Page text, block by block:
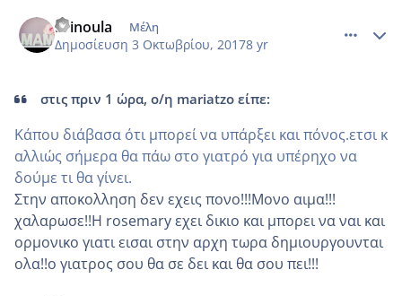
Krinoula Μέλη
Δημοσίευση 3 Οκτωβρίου, 20178 yr
στις πριν 1 ώρα, ο/η mariatzo είπε:
Κάπου διάβασα ότι μπορεί να υπάρξει και πόνος.ετσι κ
αλλιώς σήμερα θα πάω στο γιατρό για υπέρηχο να
δούμε τι θα γίνει.
Στην αποκολληση δεν εχεις πονο!!!Μονο αιμα!!!
χαλαρωσε!!Η rosemary εχει δικιο και μπορει να ναι και
ορμονικο γιατι εισαι στην αρχη τωρα δημιουργουνται
ολα!!ο γιατρος σου θα σε δει και θα σου πει!!!